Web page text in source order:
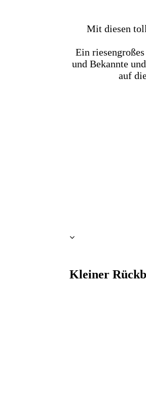
Mit diesen
Ein
und Bekannte
auf
Kleiner